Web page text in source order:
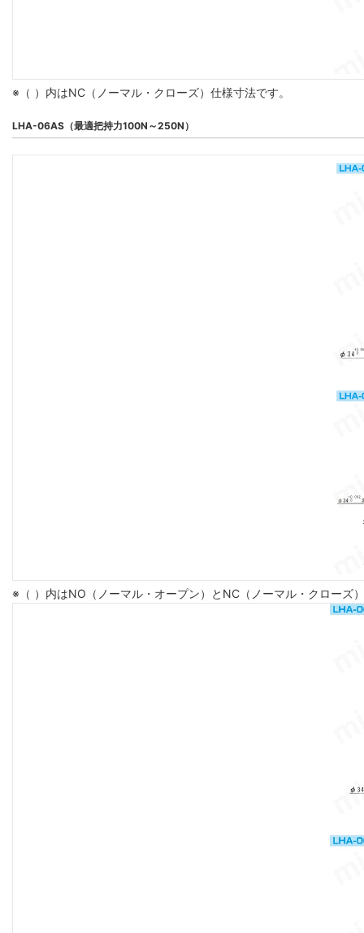
※（ ）内はNC（ノーマル・クローズ）仕様寸法です。
LHA-06AS（最適把持力100N～250N）
※（ ）内はNO（ノーマル・オープン）とNC（ノーマル・クローズ